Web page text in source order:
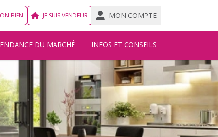
BIEN JE SUIS VENDEUR MON COMPTE
DU MARCHÉ INFOS ET CONSEILS